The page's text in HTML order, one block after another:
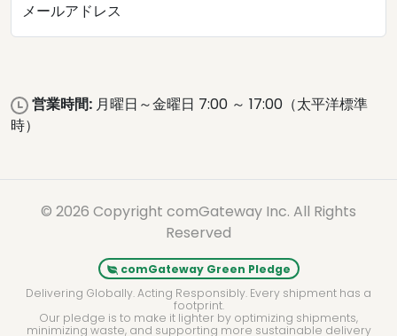
メールアドレス
営業時間: 月曜日～金曜日 7:00 ～ 17:00（太平洋標準
時）
© 2026 Copyright comGateway Inc. All Rights
Reserved
comGateway Green Pledge
Delivering Globally. Acting Responsibly. Every shipment has a
footprint.
Our pledge is to make it lighter by optimizing shipments,
minimizing waste, and supporting more sustainable delivery